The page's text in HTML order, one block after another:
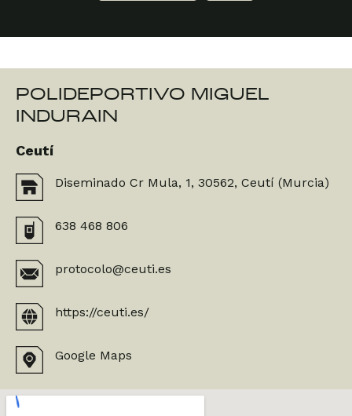
POLIDEPORTIVO MIGUEL
INDURAIN
Ceutí
Diseminado Cr Mula, 1, 30562, Ceutí (Murcia)
638 468 806
protocolo@ceuti.es
https://ceuti.es/
Google Maps